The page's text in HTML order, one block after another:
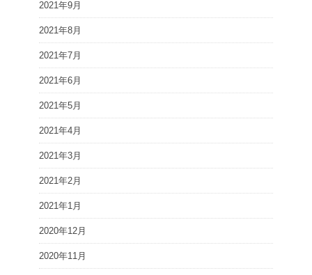
2021年9月
2021年8月
2021年7月
2021年6月
2021年5月
2021年4月
2021年3月
2021年2月
2021年1月
2020年12月
2020年11月